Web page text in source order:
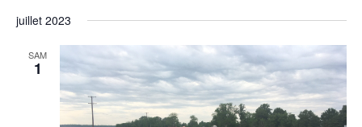
juillet 2023
SAM
1